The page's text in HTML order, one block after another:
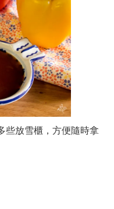
些放雪櫃，方便隨時拿